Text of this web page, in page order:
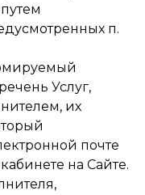
п.
Услуг,
их
почте
на Сайте.